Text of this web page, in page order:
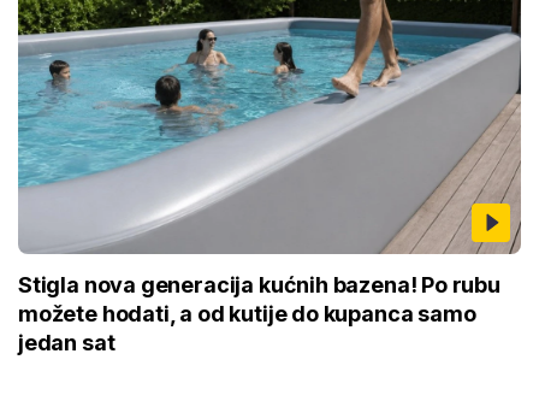
Stigla nova generacija kućnih bazena! Po rubu
možete hodati, a od kutije do kupanca samo
jedan sat